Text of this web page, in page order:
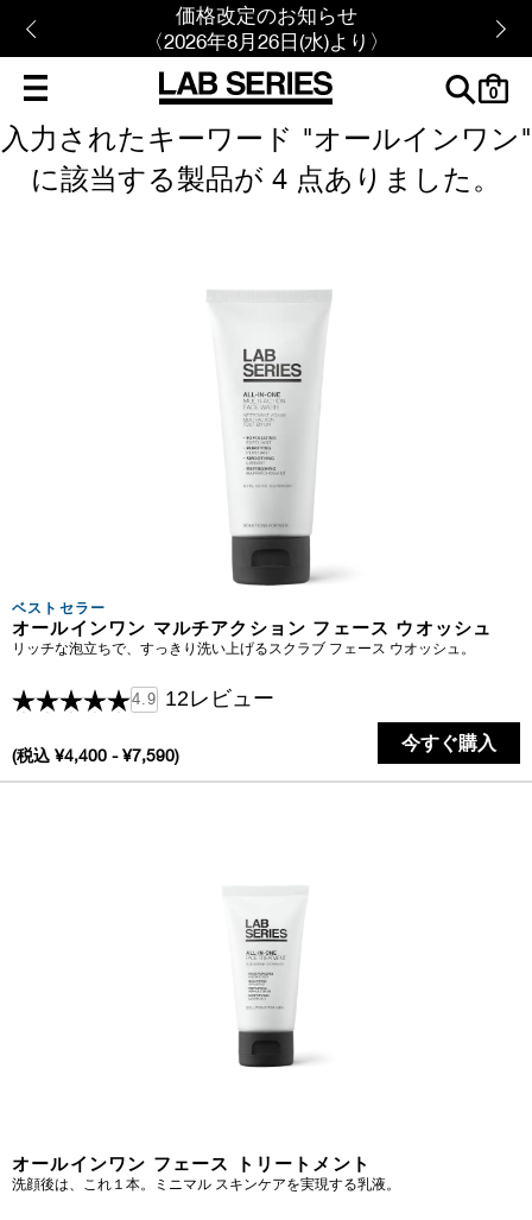
価格改定のお知らせ
〈2026年8月26日(水)より〉
cart
0
入力されたキーワード "オールインワン"
に該当する製品が 4 点ありました。
ベストセラー
オールインワン マルチアクション フェース ウオッシュ
リッチな泡立ちで、すっきり洗い上げるスクラブ フェース ウオッシュ。
4.9 12レビュー
(税込 ¥4,400 - ¥7,590)
今すぐ購入
オールインワン フェース トリートメント
洗顔後は、これ１本。ミニマル スキンケアを実現する乳液。